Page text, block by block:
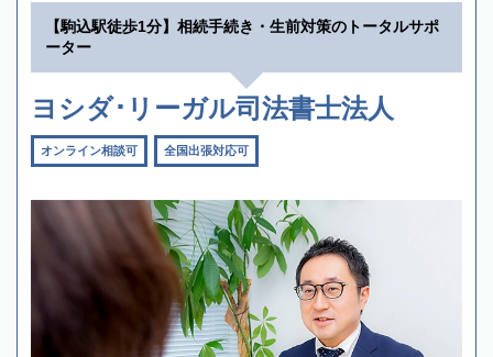
【駒込駅徒歩1分】相続手続き・生前対策のトータルサポ
ーター
ヨシダ･リーガル司法書士法人
オンライン相談可 全国出張対応可